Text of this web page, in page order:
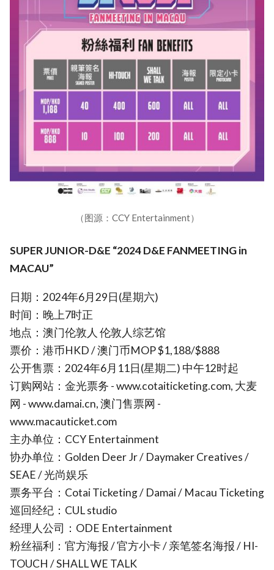
（图源：CCY Entertainment）
SUPER JUNIOR-D&E “2024 D&E FANMEETINGin
MACAU”
日期：2024年6月29日(星期六)
时间：晚上7时正
地点：澳门伦敦人 伦敦人综艺馆
票价：港币HKD / 澳门币MOP $1,188/$888
公开售票：2024年6月11日(星期二) 中午12时起
订购网站：金光票务 - www.cotaiticketing.com, 大麦
网 - www.damai.cn, 澳门售票网 -
www.macauticket.com
主办单位：CCY Entertainment
协办单位：Golden Deer Jr / Daymaker Creatives /
SEAE / 光尚娱乐
票务平台：Cotai Ticketing / Damai / Macau Ticketing
巡回经纪：CUL studio
经理人公司：ODE Entertainment
粉丝福利：官方海报 / 官方小卡 / 亲笔签名海报 / HI-
TOUCH / SHALL WE TALK